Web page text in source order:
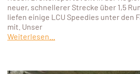
neuer, schnellerer Strecke über 1,5
liefen einige LCU Speedies unter den
mit. Unser
Weiterlesen...